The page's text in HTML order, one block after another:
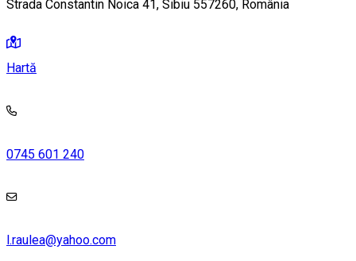
Strada Constantin Noica 41, Sibiu 557260, România
Hartă
0745 601 240
l.raulea@yahoo.com